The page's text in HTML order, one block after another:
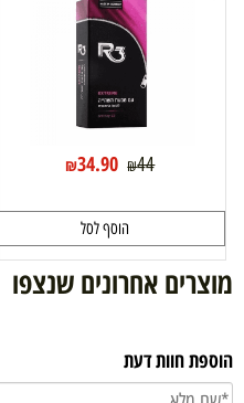
₪44
₪34.90
הוסף לסל
מוצרים אחרונים שנצפו
הוספת חוות דעת